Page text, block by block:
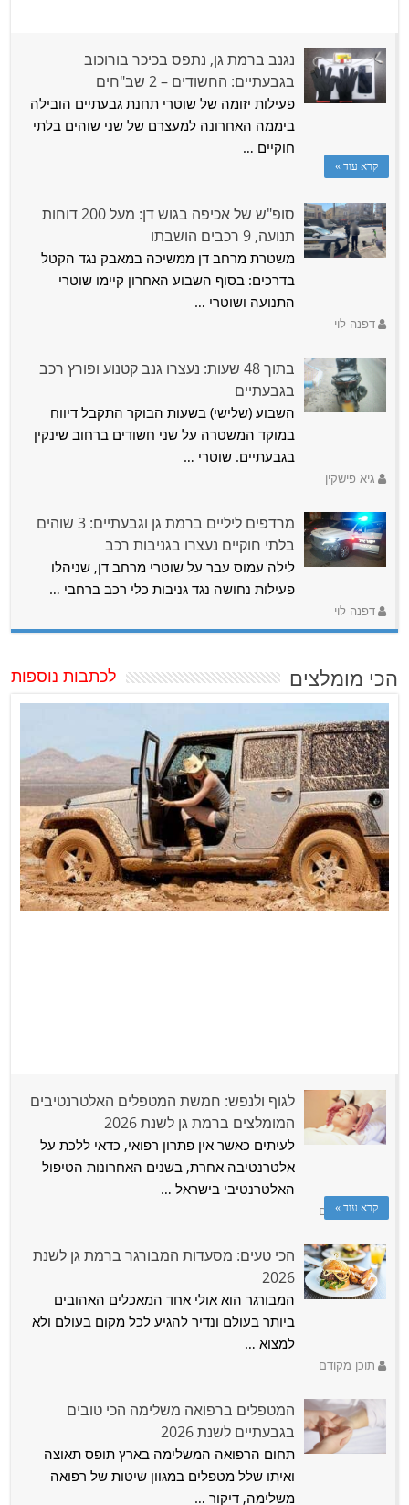
גניבות הרכב והפריצות: הנתונים ברמת גן וגבעתיים נחשפים
דפנה לוי
משטרת ישראל פרסמה לאחרונה את נתוני הפשיעה ועבירות
הרכוש לרבעון הראשון של שנת 2026. הנתונים …
קרא עוד »
נגנב ברמת גן, נתפס בכיכר בורוכוב
בגבעתיים: החשודים – 2 שב"חים
פעילות יזומה של שוטרי תחנת גבעתיים הובילה
ביממה האחרונה למעצרם של שני שוהים בלתי
חוקיים …
דפנה לוי
סופ"ש של אכיפה בגוש דן: מעל 200 דוחות
תנועה, 9 רכבים הושבתו
משטרת מרחב דן ממשיכה במאבק נגד הקטל
בדרכים: בסוף השבוע האחרון קיימו שוטרי
התנועה ושוטרי …
דפנה לוי
בתוך 48 שעות: נעצרו גנב קטנוע ופורץ רכב
בגבעתיים
השבוע (שלישי) בשעות הבוקר התקבל דיווח
במוקד המשטרה על שני חשודים ברחוב שינקין
בגבעתיים. שוטרי …
גיא פישקין
מרדפים ליליים ברמת גן וגבעתיים: 3 שוהים
בלתי חוקיים נעצרו בגניבות רכב
לילה עמוס עבר על שוטרי מרחב דן, שניהלו
פעילות נחושה נגד גניבות כלי רכב ברחבי …
דפנה לוי
הכי מומלצים לכתבות נוספות
תקועים? המומחים לחילוץ רכב בגבעתיים לשנת 2026
תוכן מקודם
נתקעתם עם הרכב? מרגישים שהעולם קרס עליכם? אם אתם
במצב המבאס הזה אנחנו גאים להיות …
קרא עוד »
לגוף ולנפש: חמשת המטפלים האלטרנטיבים
המומלצים ברמת גן לשנת 2026
לעיתים כאשר אין פתרון רפואי, כדאי ללכת על
אלטרנטיבה אחרת, בשנים האחרונות הטיפול
האלטרנטיבי בישראל …
תוכן מקודם
הכי טעים: מסעדות המבורגר ברמת גן לשנת
2026
המבורגר הוא אולי אחד המאכלים האהובים
ביותר בעולם ונדיר להגיע לכל מקום בעולם ולא
למצוא …
תוכן מקודם
המטפלים ברפואה משלימה הכי טובים
בגבעתיים לשנת 2026
תחום הרפואה המשלימה בארץ תופס תאוצה
ואיתו שלל מטפלים במגוון שיטות של רפואה
משלימה, דיקור …